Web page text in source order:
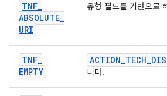
TNF_
ABSOLUTE_
URI
유형 필드를 기반으로
TNF_
EMPTY
ACTION_TECH_
니다.